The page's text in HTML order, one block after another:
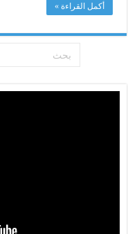
أكمل القراءة »